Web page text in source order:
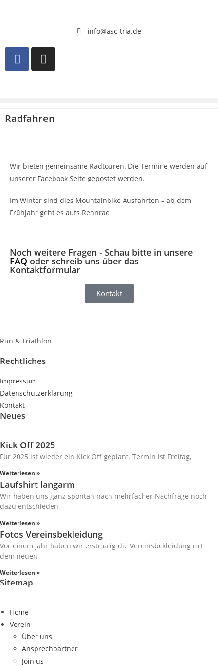
info@asc-tria.de
Radfahren
Wir bieten gemeinsame Radtouren. Die Termine werden auf
unserer Facebook Seite gepostet werden.
Im Winter sind dies Mountainbike Ausfahrten – ab dem
Frühjahr geht es aufs Rennrad
Noch weitere Fragen - Schau bitte in unsere
FAQ oder schreib uns über das
Kontaktformular
Kontakt
Run & Triathlon
Rechtliches
Impressum
Datenschutzerklärung
Kontakt
Neues
Kick Off 2025
Für 2025 ist wieder ein Kick Off geplant. Termin ist Freitag,
Weiterlesen »
Laufshirt langarm
Wir haben uns ganz spontan nach mehrfacher Nachfrage noch
dazu entschieden
Weiterlesen »
Fotos Vereinsbekleidung
Vor einem Jahr haben wir erstmalig die Vereinsbekleidung mit
dem neuen
Weiterlesen »
Sitemap
Home
Verein
Über uns
Ansprechpartner
Join us